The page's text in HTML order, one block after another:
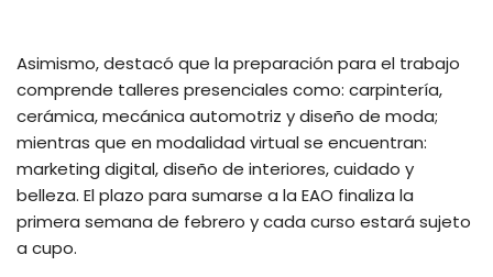
Asimismo, destacó que la preparación para el trabajo
comprende talleres presenciales como: carpintería,
cerámica, mecánica automotriz y diseño de moda;
mientras que en modalidad virtual se encuentran:
marketing digital, diseño de interiores, cuidado y
belleza. El plazo para sumarse a la EAO finaliza la
primera semana de febrero y cada curso estará sujeto
a cupo.